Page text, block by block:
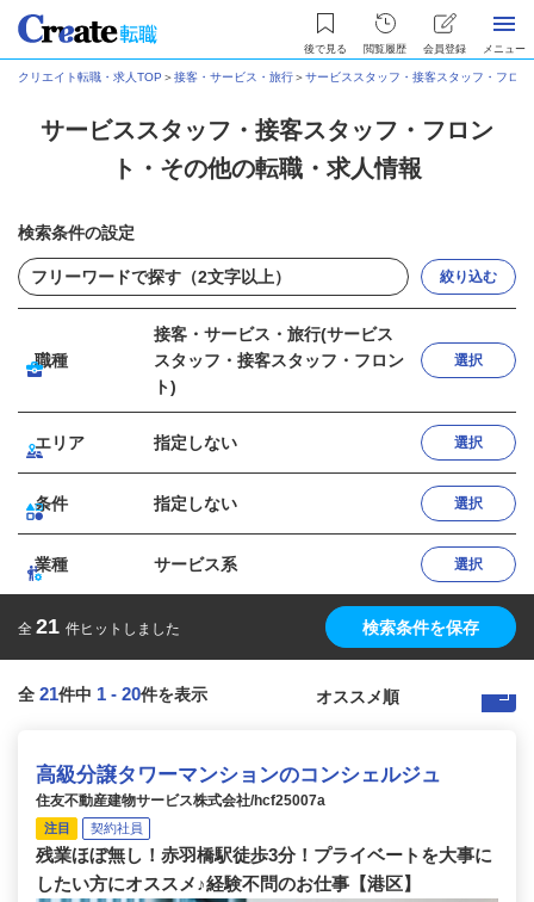
後で見る 閲覧履歴 会員登録 メニュー
クリエイト転職・求人TOP ＞接客・サービス・旅行＞サービススタッフ・接客スタッフ・フロン
サービススタッフ・接客スタッフ・フロン
ト・その他の転職・求人情報
検索条件の設定
絞り込む
職種
接客・サービス・旅行(サービス
スタッフ・接客スタッフ・フロン
ト)
選択
エリア 指定しない 選択
条件 指定しない 選択
業種 サービス系 選択
全 21 件ヒットしました 検索条件を保存
全 21件中 1 - 20件を表示
高級分譲タワーマンションのコンシェルジュ
住友不動産建物サービス株式会社/hcf25007a
注目 契約社員
残業ほぼ無し！赤羽橋駅徒歩3分！プライベートを大事に
したい方にオススメ♪経験不問のお仕事【港区】